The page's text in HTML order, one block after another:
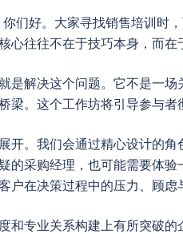
们好。大家寻找销售培训时
往往不在于技巧本身，而在
是解决这个问题。它不是一
。这个工作坊将引导参与者
开。我们会通过精心设计的
的采购经理，也可能需要体
户在决策过程中的压力、顾
和专业关系构建上有所突破